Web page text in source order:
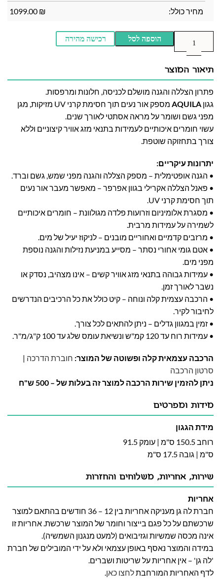
מחיר כולל: ₪
1099.00
הוספה לסל רכישה מהירה
תיאור המוצר
פתרון הצללה והגנה מושלם לכניסה, חלונות ומרפסות.
גגון AQUILA
מספק אור נעים תוך חסימת קרני UV מזיקות, מגן
מפני גשם ושומר על מראה אסתטי לאורך שנים.
עשוי חומרים איכותיים לעמידות בתנאי מזג אוויר קיצוניים וללא
צורך בתחזוקה שוטפת.
יתרונות עיקריים:
• הגנה אופטימלית – מספק הצללה והגנה מפני שמש, גשם וברד.
• פאנל הצללה אקרילי בגוון אפרפר – מאפשר מעבר אור נעים
תוך חסימת קרני UV.
• מסגרת אלומיניום וזרועות פלדה מגולוונת – חומרים איכותיים
לשמירה על עמידות מרבית.
• מרזבים קדמיים ואחוריים מובנים – לניקוז יעיל של מים.
• אטם גומי אחורי נסתר – מסייע במניעת נזילות והגנה נוספת
מפני מים.
• עמידות גבוהה בתנאי מזג אוויר קשים – אינו מצהיב, נסדק או
נשבר לאורך זמן.
• הרכבה עצמית קלה ונוחה – קיט כולל את כל הרכיבים הנדרשים
לחיבור לקיר.
• זמין במגוון גדלים – ניתן להתאים לכל צורך.
• עמידות רוח עד 120 קמ"ש ונשיאת עומס שלג עד 100 ק"ג/מ"ר.
הרכבה עצמאית קלה ופשוטה של המוצר: חוברת הדרכה |
סרטון הרכבה
ניתן להזמין שירות הרכבה למוצר זה בעלות של – 500 ש"ח
מידות ומפרטים
מידת הגגון
רוחב 150.5 ס"מ | עומק 91.5
ס"מ | גובה 17.5 ס"מ
שירות, אחריות, משלוחים והחזרות
אחריות
חברת לה גן מעניקה אחריות בין 12 – 36 חודשים בהתאם למוצר
שרכשתם על כל פגם בייצור וחומר של המוצר שרכשת. אחריות זו
אינה מכסה שמשיות וגזיבואים (למעט מנגנון השמשיה).
במידה והמוצר נאסף באופן עצמאי ולא על ידי המובילים של חברת
'לה גן' – אין אחריות על שריטות ושברים.
לדף האחריות המורחבתלחצו כאן.